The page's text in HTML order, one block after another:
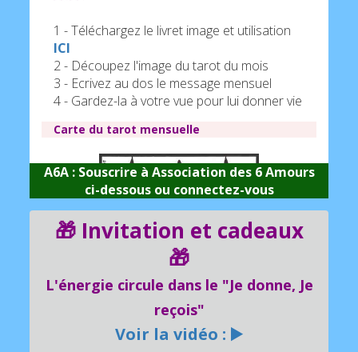
1 - Téléchargez le livret image et utilisation
ICI
2 - Découpez l'image du tarot du mois
3 - Ecrivez au dos le message mensuel
4 - Gardez-la à votre vue pour lui donner vie
Carte du tarot mensuelle
A6A : Souscrire à Association des 6 Amours
ci-dessous ou connectez-vous
🎁 Invitation et cadeaux
🎁
L'énergie circule dans le "Je donne, Je
reçois"
Voir la vidéo : ▶️